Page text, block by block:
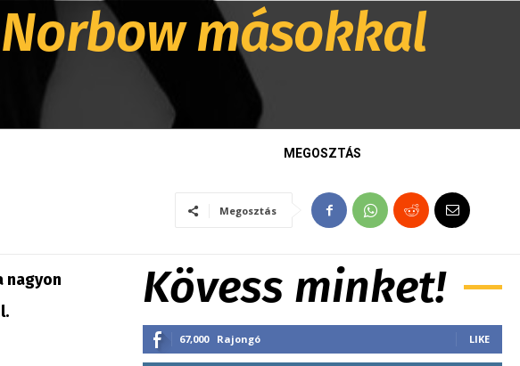
másokkal
MEGOSZTÁS
Megosztás
nagyon
Kövess minket!
67,000 Rajongó LIKE